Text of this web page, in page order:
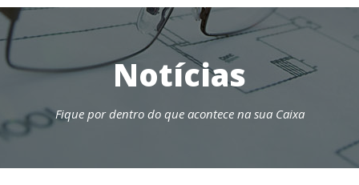
Notícias
Fique por dentro do que acontece na sua Caixa